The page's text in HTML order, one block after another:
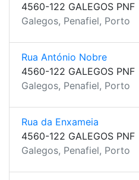
4560-122 GALEGOS PNF
Galegos, Penafiel, Porto
Rua António Nobre
4560-122 GALEGOS PNF
Galegos, Penafiel, Porto
Rua da Enxameia
4560-122 GALEGOS PNF
Galegos, Penafiel, Porto